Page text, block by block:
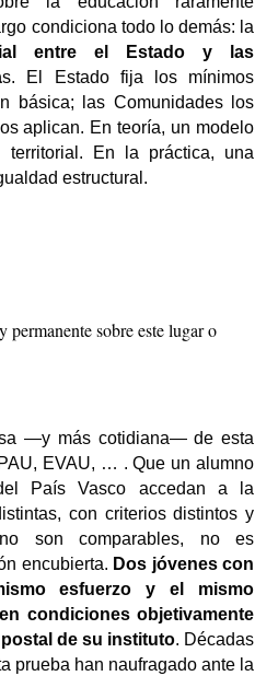
condiciona todo lo demás: la
entre el Estado y las
s. El Estado fija los mínimos
básica; las Comunidades los
aplican. En teoría, un modelo
En la práctica, una
estructural.
permanente sobre este lugar o
—y más cotidiana— de esta
EVAU, … . Que un alumno
País Vasco accedan a la
con criterios distintos y
son comparables, no es
encubierta. Dos jóvenes con
esfuerzo y el mismo
condiciones objetivamente
de su instituto. Décadas
prueba han naufragado ante la